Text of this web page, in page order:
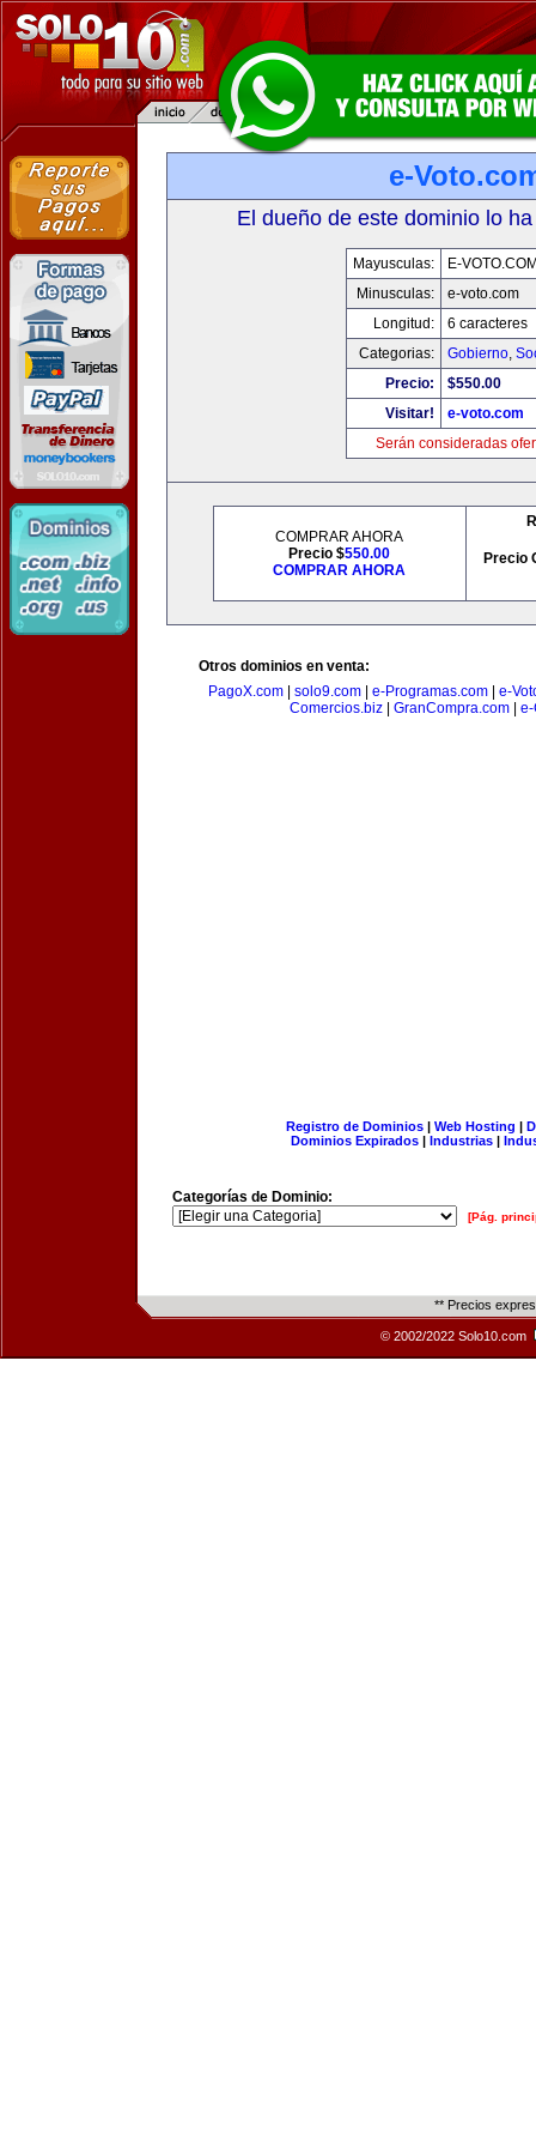
e-
El dueño de este dominio lo
Mayusculas:
E-
Minusculas:
e-voto.com
Longitud:
6 caracteres
Categorias:
Gobierno,
Precio:
$550.00
Visitar!
e-voto.com
Serán consideradas
COMPRAR AHORA
Precio $550.00
COMPRAR AHORA
Precio
Otros dominios en venta:
PagoX.com
solo9.com e-Programas.com
e-
Comercios.biz| GranCompra.com| e-
Registro de Dominios| Web Hosting |
Dominios Expirados | Industrias |
Categorías de Dominio:
[Pág.
** Precios
© 2002/2022 Solo10.com